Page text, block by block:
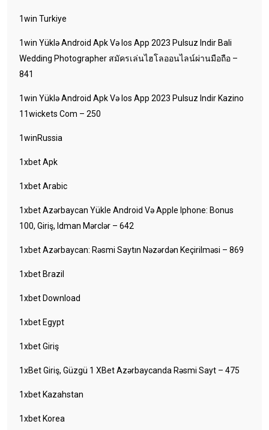
1win Turkiye
1win Yüklə Android Apk Və Ios App 2023 Pulsuz Indir Bali
Wedding Photographer สมัครเล่นไฮโลออนไลน์ผ่านมือถือ –
841
1win Yüklə Android Apk Və Ios App 2023 Pulsuz Indir Kazino
11wickets Com – 250
1winRussia
1xbet Apk
1xbet Arabic
1xbet Azərbaycan Yükle Android Və Apple Iphone: Bonus
100, Giriş, Idman Mərclər – 642
1xbet Azərbaycan: Rəsmi Saytın Nəzərdən Keçirilməsi – 869
1xbet Brazil
1xbet Download
1xbet Egypt
1xbet Giriş
1xBet Giriş, Güzgü 1 XBet Azərbaycanda Rəsmi Sayt – 475
1xbet Kazahstan
1xbet Korea